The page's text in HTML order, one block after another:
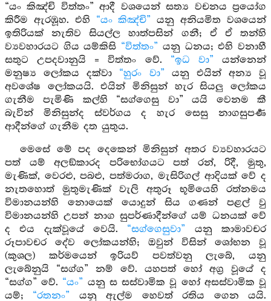
“යං කිඤ්චි විත්තං” ආදී වශයෙන් සත්‍ය වචනය ප්‍රයෝග
කිරීම ඇරඹූහ. එහි “යං කිඤ්චි” යනු අනියමිත වශයෙන්
ඉතිරියක් නැතිව සියල්ල හාත්පසින් ගනී; ඒ ඒ තන්හි
ව්‍යවහාරයට ගිය යම්කිසි “විත්තං” යනු ධනය; එහි වනාහී
සතුට උපදවානුයි = විත්තං වේ. “ඉධ වා” යන්නෙන්
මනුෂ්‍ය ලෝකය දක්වා “හුරං වා” යනු එයින් අන්‍ය වූ
අවශේෂ ලෝකයයි. එයින් මිනිසුන් හැර සියලු ලෝකය
ගැනීම පැමිණි කල්හි “සග්ගෙසු වා” යයි වෙනම කී
බැවින් මිනිසුන්ද ස්වර්ගය ද හැර සෙසු නාගසුපර්‍ණ
ආදීන්ගේ ගැනීම දත යුතුය.
මෙසේ මේ පද දෙකෙන් මිනිසුන් අතර ව්‍යවහාරයට
පත් යම් අලඞ්කාරද පරිභෝගයට පත් රන්, රිදී, මුතු,
මැණික්, වෙරළු, පබළු, පත්මරාග, මැසිරිගල් ආදියක් වේ ද
නැතහොත් මුතුමැණික් වැලි අතුරූ භූමියෙහි රත්නමය
විමානයන්හි නොයෙක් යොදුන් සිය ගණන් පළල් වු
විමානයන්හි උපන් නාග සුපර්ණාදීන්ගේ යම් ධනයක් වේ
ද එය දැක්වූයේ වෙයි. “සග්ගෙසුවා” යනු කාමාවචර
රූපාවචර දේව ලෝකයන්හි; ඔවුන් විසින් ශෝභන වූ
(කුශල) කර්මයෙන් ඉරියව් පවත්වනු ලැබේ, යනු
ලැබේනුයි “සග්ග” නම් වේ. යහපත් හෝ අග්‍ර වූයේ ද
“සග්ග” වේ. “යං” යනු ස සස්වාමික වූ හෝ අසස්වාමික වූ
යම්; “රතනං” යනු ඇල්ම හෙවත් රතිය ගෙන යයි.